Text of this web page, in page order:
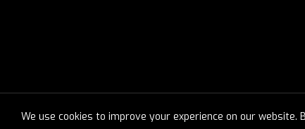
We use cookies to improve your experience on our